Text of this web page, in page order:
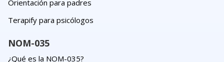
Orientación para padres
Terapify para psicólogos
NOM-035
¿Qué es la NOM-035?